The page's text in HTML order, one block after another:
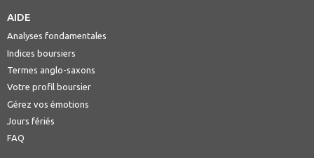
AIDE
Analyses fondamentales
Indices boursiers
Termes anglo-saxons
Votre profil boursier
Gérez vos émotions
Jours fériés
FAQ